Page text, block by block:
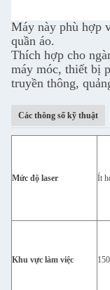
Máy này phù hợp
quần áo.
Thích hợp cho
máy móc, thiết bị
truyền thông,
Các thông số kỹ thuật
Mức độ laser Ít
Khu vực làm việc